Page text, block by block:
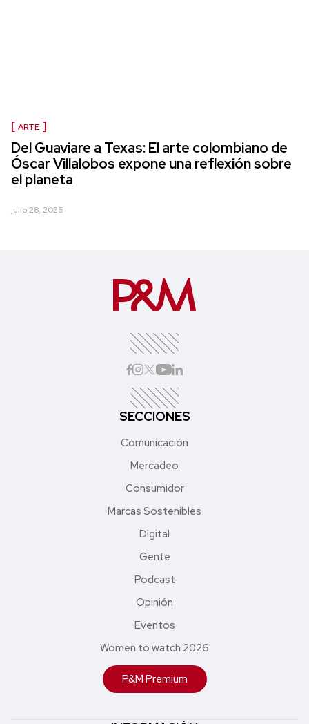
ARTE
Del Guaviare a Texas: El arte colombiano de
Óscar Villalobos expone una reflexión sobre
el planeta
julio 28, 2026
SECCIONES
Comunicación
Mercadeo
Consumidor
Marcas Sostenibles
Digital
Gente
Podcast
Opinión
Eventos
Women to watch 2026
P&M Premium